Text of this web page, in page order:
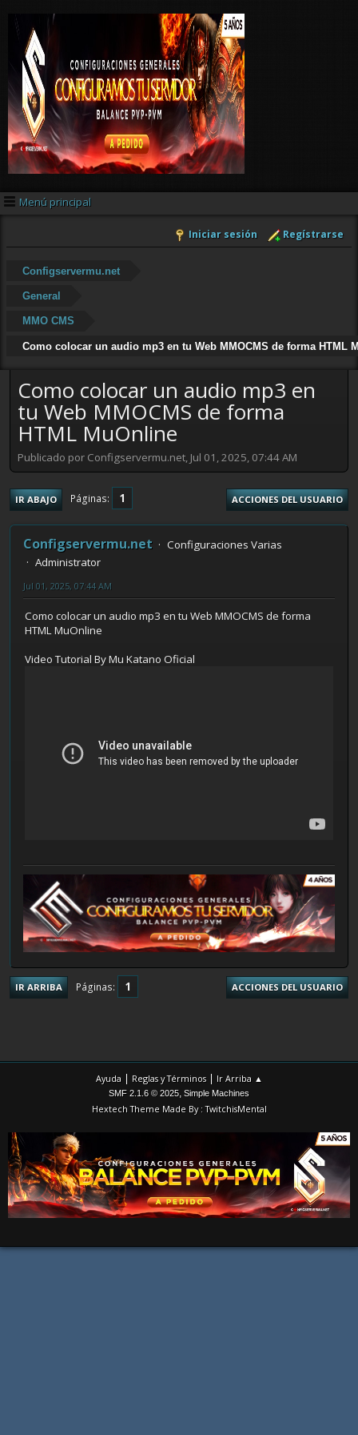
Menú principal
Iniciar sesión Regístrarse
Configservermu.net
General
MMO CMS
Como colocar un audio mp3 en tu Web MMOCMS de forma HTML
Como colocar un audio mp3 en
tu Web MMOCMS de forma
HTML MuOnline
Publicado por Configservermu.net, Jul 01, 2025, 07:44 AM
IR ABAJO Páginas 1 ACCIONES DEL USUARIO
Configservermu.net
Configuraciones Varias
Administrator
Jul 01, 2025, 07:44 AM
Como colocar un audio mp3 en tu Web MMOCMS de forma
HTML MuOnline
Video Tutorial By Mu Katano Oficial
IR ARRIBA Páginas 1 ACCIONES DEL USUARIO
Ayuda | Reglas y Términos| Ir Arriba ▲
SMF 2.1.6 © 2025, Simple Machines
Hextech Theme Made By : TwitchisMental